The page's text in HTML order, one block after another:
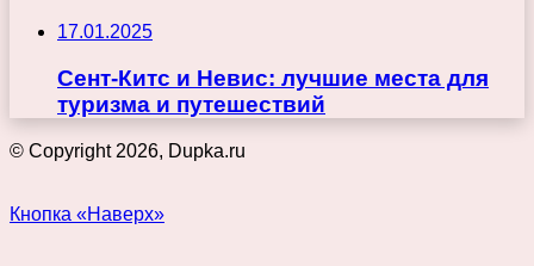
17.01.2025
Сент-Китс и Невис: лучшие места для
туризма и путешествий
© Copyright 2026, Dupka.ru
Кнопка «Наверх»